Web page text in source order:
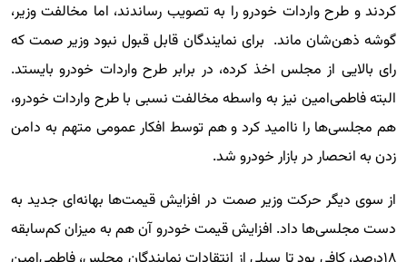
کردند و طرح واردات خودرو را به تصویب رساندند، اما مخالفت وزیر،
گوشه ذهن‌شان ماند. برای نمایندگان قابل قبول نبود وزیر صمت که
رای بالایی از مجلس اخذ کرده، در برابر طرح واردات خودرو بایستد.
البته فاطمی‌امین نیز به واسطه مخالفت نسبی با طرح واردات خودرو،
هم مجلسی‌ها را ناامید کرد و هم توسط افکار عمومی متهم به دامن
زدن به انحصار در بازار خودرو شد.
از سوی دیگر حرکت وزیر صمت در افزایش قیمت‌ها بهانه‌ای جدید به
دست مجلسی‌ها داد. افزایش قیمت خودرو آن هم به میزان کم‌سابقه